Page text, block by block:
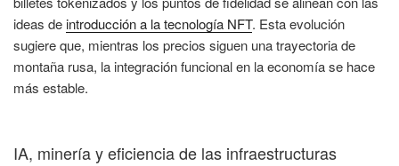
ideas deintroducción a la tecnología NFT. Esta evolución
sugiere que, mientras los precios siguen una trayectoria de
montaña rusa, la integración funcional en la economía se hace
más estable.
IA, minería y eficiencia de las infraestructuras